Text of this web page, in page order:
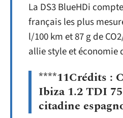
La DS3 BlueHDi
français les plus
l/100 km et 87 g de
allie style et économie
****11Crédits :
Ibiza 1.2 TDI
citadine